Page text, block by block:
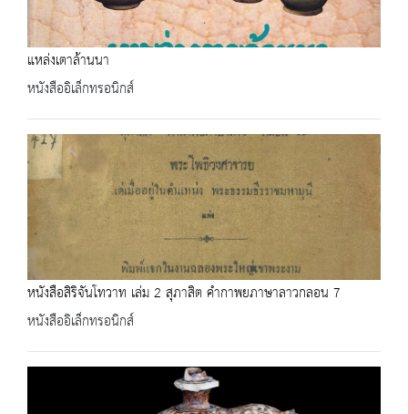
แหล่งเตาล้านนา
หนังสืออิเล็กทรอนิกส์
หนังสือสิริจันโทวาท เล่ม 2 สุภาสิต คำกาพยภาษาลาวกลอน 7
หนังสืออิเล็กทรอนิกส์